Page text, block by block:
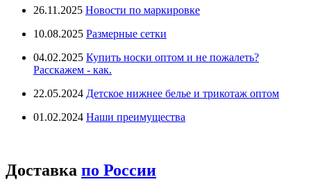
26.11.2025 Новости по маркировке
10.08.2025 Размерные сетки
04.02.2025 Купить носки оптом и не пожалеть?
Расскажем - как.
22.05.2024 Детское нижнее белье и трикотаж оптом
01.02.2024 Наши преимущества
Доставка по России